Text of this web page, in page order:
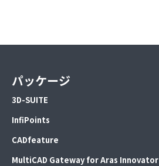
パッケージ
3D-SUITE
InfiPoints
CADfeature
MultiCAD Gateway for Aras Innovator